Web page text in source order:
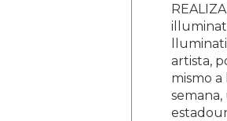
artista,
mismo